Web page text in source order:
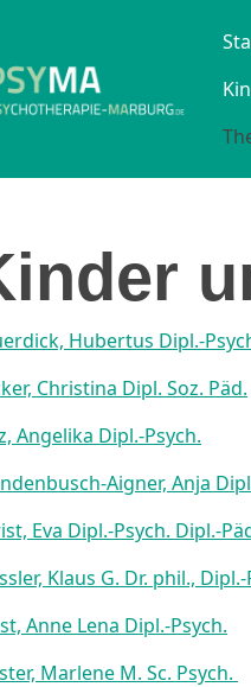
Hubertus Dipl.-
Christina Dipl. Soz. Päd.
Angelika Dipl.-Psych.
Aigner, Anja
Eva Dipl.-Psych. Dipl.-
Klaus G. Dr. phil., Dipl.-
Anne Lena Dipl.-Psych.
Marlene M. Sc. Psych.